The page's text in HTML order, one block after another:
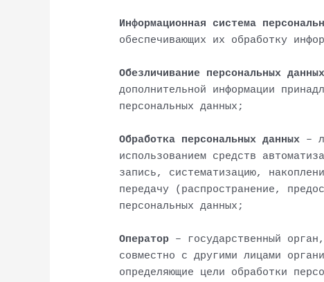
Информационная система
обеспечивающих их обработку
Обезличивание персональных данных
дополнительной информации
персональных данных;
Обработка персональных данных –
использованием средств
запись, систематизацию,
передачу (распространение,
персональных данных;
Оператор – государственный
совместно с другими лицами
определяющие цели обработки